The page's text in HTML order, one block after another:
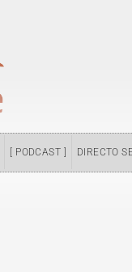
[ PODCAST ] DIRECTO